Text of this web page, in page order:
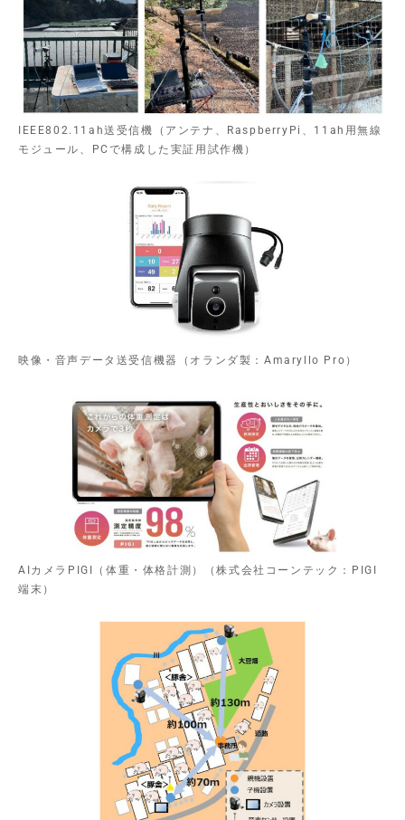
IEEE802.11ah送受信機（アンテナ、RaspberryPi、11ah用無線
モジュール、PCで構成した実証用試作機）
映像・音声データ送受信機器（オランダ製：Amaryllo Pro）
AIカメラPIGI（体重・体格計測）（株式会社コーンテック：PIGI
端末）